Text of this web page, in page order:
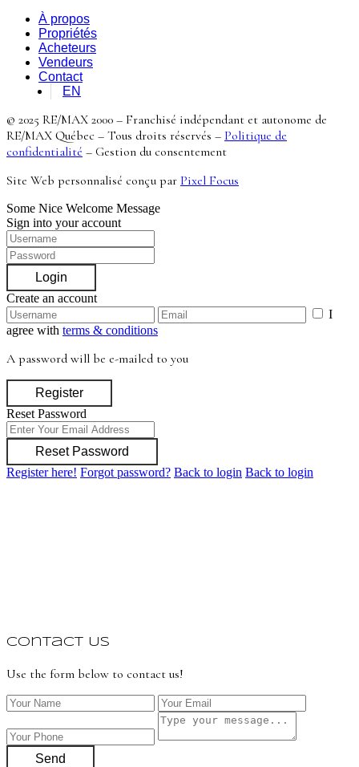
À propos
Propriétés
Acheteurs
Vendeurs
Contact
EN
© 2025 RE/MAX 2000 – Franchisé indépendant et autonome de
RE/MAX Québec – Tous droits réservés – Politique de
confidentialité – Gestion du consentement
Site Web personnalisé conçu par Pixel Focus
Some Nice Welcome Message
Sign into your account
Login
Create an account
I
agree with terms & conditions
A password will be e-mailed to you
Register
Reset Password
Reset Password
Register here! Forgot password? Back to login Back to login
Contact Us
Use the form below to contact us!
Send